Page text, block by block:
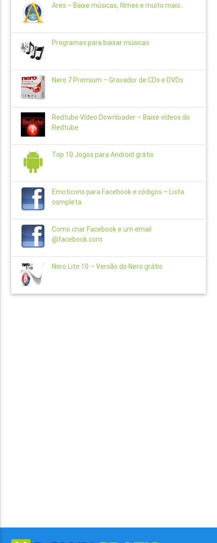
Ares – Baixe músicas, filmes e muito mais..
Programas para baixar músicas
Nero 7 Premium – Gravador de CDs e DVDs
Redtube Vídeo Downloader – Baixe vídeos do
Redtube
Top 10 Jogos para Android grátis
Emoticons para Facebook e códigos – Lista
completa
Como criar Facebook e um email
@facebook.com
Nero Lite 10 – Versão do Nero grátis